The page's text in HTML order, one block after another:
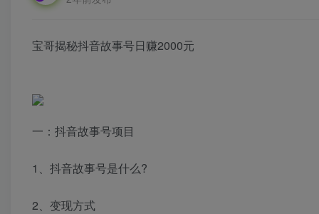
宝哥揭秘抖音故事号日赚2000元
一：抖音故事号项目
1、抖音故事号是什么?
2、变现方式